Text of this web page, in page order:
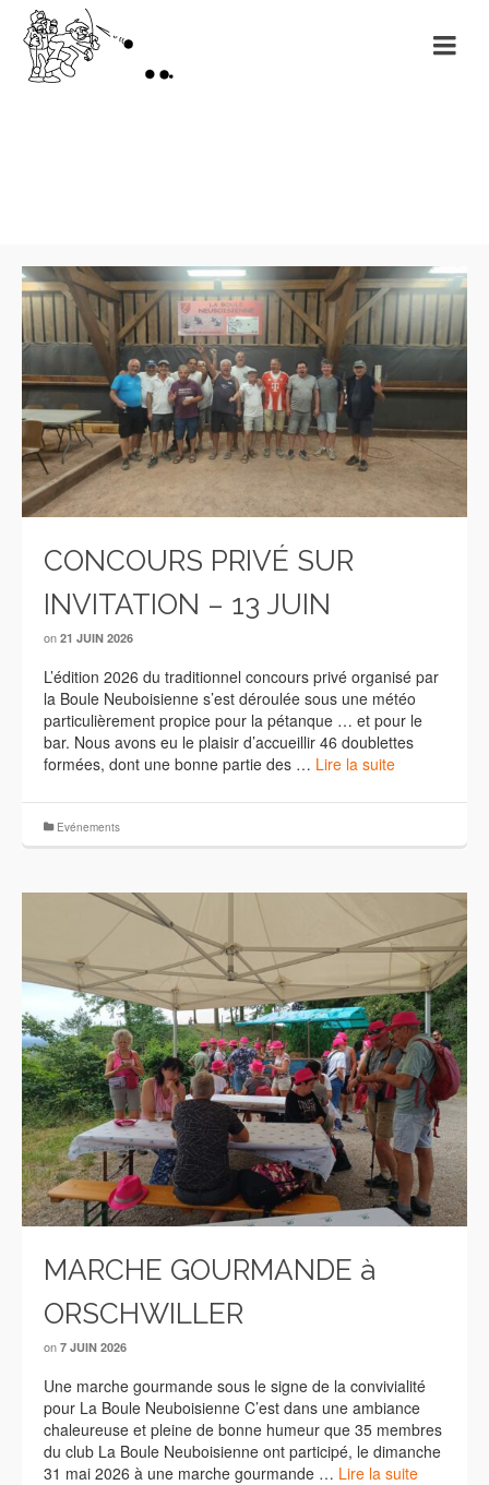
CONCOURS PRIVÉ SUR
INVITATION – 13 JUIN
on 21 JUIN 2026
L’édition 2026 du traditionnel concours privé organisé par
la Boule Neuboisienne s’est déroulée sous une météo
particulièrement propice pour la pétanque … et pour le
bar. Nous avons eu le plaisir d’accueillir 46 doublettes
formées, dont une bonne partie des … Lire la suite
Evénements
MARCHE GOURMANDE à
ORSCHWILLER
on 7 JUIN 2026
Une marche gourmande sous le signe de la convivialité
pour La Boule Neuboisienne C’est dans une ambiance
chaleureuse et pleine de bonne humeur que 35 membres
du club La Boule Neuboisienne ont participé, le dimanche
31 mai 2026 à une marche gourmande … Lire la suite